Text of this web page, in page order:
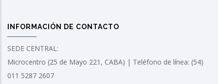
INFORMACIÓN DE CONTACTO
SEDE CENTRAL:
Microcentro (25 de Mayo 221, CABA) | Teléfono de línea: (54)
011 5287 2607